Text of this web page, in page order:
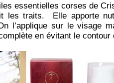
essentielles corses de
les traits. Elle apporte
l’applique sur le visage
en évitant le